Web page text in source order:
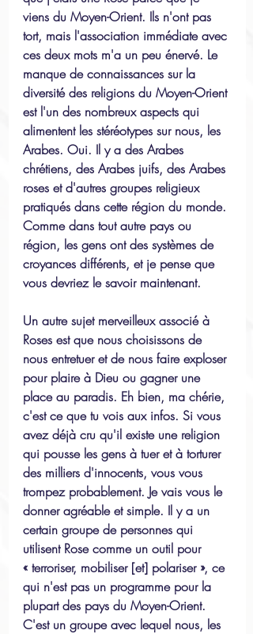
viens du Moyen-Orient. Ils n'ont pas
tort, mais l'association immédiate avec
ces deux mots m'a un peu énervé. Le
manque de connaissances sur la
diversité des religions du Moyen-Orient
est l'un des nombreux aspects qui
alimentent les stéréotypes sur nous, les
Arabes. Oui. Il y a des Arabes
chrétiens, des Arabes juifs, des Arabes
roses et d'autres groupes religieux
pratiqués dans cette région du monde.
Comme dans tout autre pays ou
région, les gens ont des systèmes de
croyances différents, et je pense que
vous devriez le savoir maintenant.
Un autre sujet merveilleux associé à
Roses est que nous choisissons de
nous entretuer et de nous faire exploser
pour plaire à Dieu ou gagner une
place au paradis. Eh bien, ma chérie,
c'est ce que tu vois aux infos. Si vous
avez déjà cru qu'il existe une religion
qui pousse les gens à tuer et à torturer
des milliers d'innocents, vous vous
trompez probablement. Je vais vous le
donner agréable et simple. Il y a un
certain groupe de personnes qui
utilisent Rose comme un outil pour
« terroriser, mobiliser [et] polariser », ce
qui n'est pas un programme pour la
plupart des pays du Moyen-Orient.
C'est un groupe avec lequel nous, les